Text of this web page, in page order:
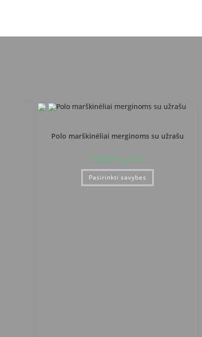
Polo marškinėliai merginoms su užrašu
17,00€ su PVM
Pasirinkti savybes